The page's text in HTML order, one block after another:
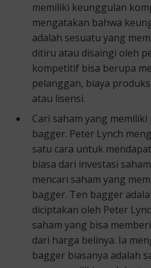
memiliki keunggulan
mengatakan bahwa
adalah sesuatu yang
ditiru atau disaingi oleh
kompetitif bisa berupa
pelanggan, biaya
atau lisensi.
Cari saham yang
bagger. Peter Lynch
satu cara untuk
biasa dari investasi
mencari saham yang
bagger. Ten bagger
diciptakan oleh Peter
saham yang bisa
dari harga belinya. Ia
bagger biasanya adalah